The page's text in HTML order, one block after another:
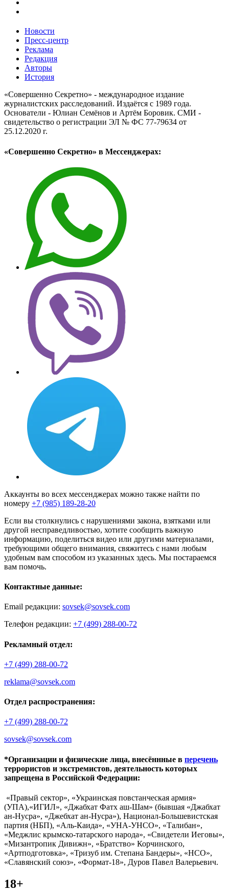
Новости
Пресс-центр
Реклама
Редакция
Авторы
История
«Совершенно Секретно» - международное издание
журналистских расследований. Издаётся с 1989 года.
Основатели - Юлиан Семёнов и Артём Боровик. CМИ -
свидетельство о регистрации ЭЛ № ФС 77-79634 от
25.12.2020 г.
«Совершенно Секретно» в Мессенджерах:
Аккаунты во всех мессенджерах можно также найти по
номеру +7 (985) 189-28-20
Если вы столкнулись с нарушениями закона, взятками или
другой несправедливостью, хотите сообщить важную
информацию, поделиться видео или другими материалами,
требующими общего внимания, свяжитесь с нами любым
удобным вам способом из указанных здесь. Мы постараемся
вам помочь.
Контактные данные:
Email редакции: sovsek@sovsek.com
Телефон редакции: +7 (499) 288-00-72
Рекламный отдел:
+7 (499) 288-00-72
reklama@sovsek.com
Отдел распространения:
+7 (499) 288-00-72
sovsek@sovsek.com
*Организации и физические лица, внесённные в перечень
террористов и экстремистов, деятельность которых
запрещена в Российской Федерации:
«Правый сектор», «Украинская повстанческая армия»
(УПА),«ИГИЛ», «Джабхат Фатх аш-Шам» (бывшая «Джабхат
ан-Нусра», «Джебхат ан-Нусра»), Национал-Большевистская
партия (НБП), «Аль-Каида», «УНА-УНСО», «Талибан»,
«Меджлис крымско-татарского народа», «Свидетели Иеговы»,
«Мизантропик Дивижн», «Братство» Корчинского,
«Артподготовка», «Тризуб им. Степана Бандеры», «НСО»,
«Славянский союз», «Формат-18», Дуров Павел Валерьевич.
18+